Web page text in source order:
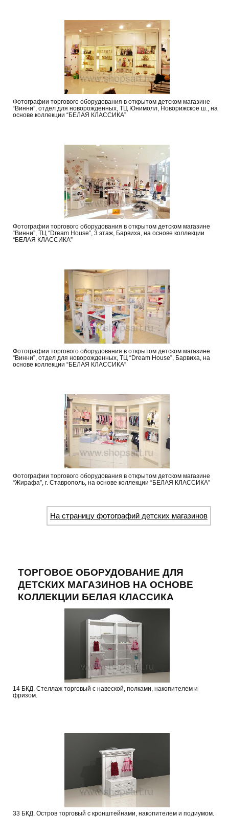
Фотографии торгового оборудования в открытом детском магазине
“Винни”, отдел для новорожденных, ТЦ Юнимолл, Новорижское ш., на
основе коллекции “БЕЛАЯ КЛАССИКА”
Фотографии торгового оборудования в открытом детском магазине
“Винни”, ТЦ “Dream House”, 3 этаж, Барвиха, на основе коллекции
“БЕЛАЯ КЛАССИКА”
Фотографии торгового оборудования в открытом детском магазине
“Винни”, отдел для новорожденных, ТЦ “Dream House”, Барвиха, на
основе коллекции “БЕЛАЯ КЛАССИКА”
Фотографии торгового оборудования в открытом детском магазине
“Жирафа”, г. Ставрополь, на основе коллекции “БЕЛАЯ КЛАССИКА”
На страницу фотографий детских магазинов
ТОРГОВОЕ ОБОРУДОВАНИЕ ДЛЯ
ДЕТСКИХ МАГАЗИНОВ НА ОСНОВЕ
КОЛЛЕКЦИИ БЕЛАЯ КЛАССИКА
14 БКД. Стеллаж торговый с навеской, полками, накопителем и
фризом.
33 БКД. Остров торговый с кронштейнами, накопителем и подиумом.